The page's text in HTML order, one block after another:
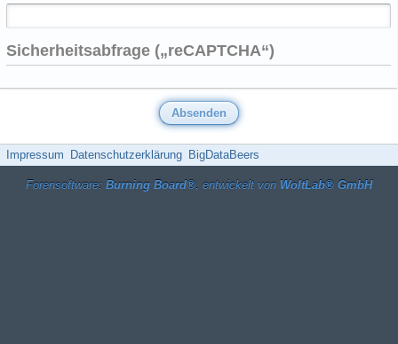
Sicherheitsabfrage („reCAPTCHA“)
Impressum Datenschutzerklärung BigDataBeers
Forensoftware: Burning Board®, entwickelt von WoltLab® GmbH